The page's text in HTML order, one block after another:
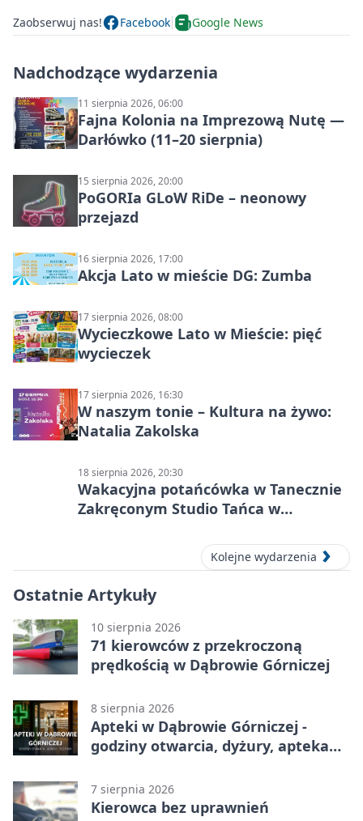
Zaobserwuj nas! Facebook Google News
Nadchodzące wydarzenia
11 sierpnia 2026, 06:00
Fajna Kolonia na Imprezową Nutę —
Darłówko (11–20 sierpnia)
15 sierpnia 2026, 20:00
PoGORIa GLoW RiDe – neonowy
przejazd
16 sierpnia 2026, 17:00
Akcja Lato w mieście DG: Zumba
17 sierpnia 2026, 08:00
Wycieczkowe Lato w Mieście: pięć
wycieczek
17 sierpnia 2026, 16:30
W naszym tonie – Kultura na żywo:
Natalia Zakolska
18 sierpnia 2026, 20:30
Wakacyjna potańcówka w Tanecznie
Zakręconym Studio Tańca w
Kolejne wydarzenia
Ostatnie Artykuły
10 sierpnia 2026
71 kierowców z przekroczoną
prędkością w Dąbrowie Górniczej
8 sierpnia 2026
Apteki w Dąbrowie Górniczej -
godziny otwarcia, dyżury, apteka
7 sierpnia 2026
Kierowca bez uprawnień